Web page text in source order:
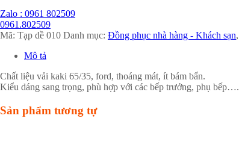
Zalo : 0961 802509
0961.802509
Mã: Tạp dề 010 Danh mục: Đồng phục nhà hàng - Khách sạn,
Mô tả
Chất liệu vải kaki 65/35, ford, thoáng mát, ít bám bẩn.
Kiểu dáng sang trọng, phù hợp với các bếp trưởng, phụ bếp….
Sản phẩm tương tự